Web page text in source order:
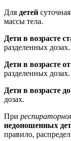
Для детей
массы тела.
Дети в возрасте
разделенных дозах.
Дети в возрасте
разделенных дозах.
Дети в возрасте
дозах.
При
недоношенных
правило,